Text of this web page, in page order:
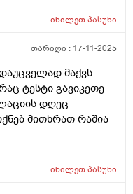
იხილეთპასუხი
თარიღი : 17-11-2025
მაქვს
ტესტი გავიკეთე
დღეც
მითხრათ რაშია
იხილეთპასუხი